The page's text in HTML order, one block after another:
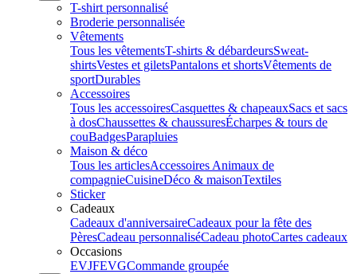
T-shirt personnalisé
Broderie personnalisée
Vêtements
Tous les vêtementsT-shirts & débardeursSweat-
shirtsVestes et giletsPantalons et shortsVêtements de
sportDurables
Accessoires
Tous les accessoiresCasquettes & chapeauxSacs et sacs
à dosChaussettes & chaussuresÉcharpes & tours de
couBadgesParapluies
Maison & déco
Tous les articlesAccessoires Animaux de
compagnieCuisineDéco & maisonTextiles
Sticker
Cadeaux
Cadeaux d'anniversaireCadeaux pour la fête des
PèresCadeau personnaliséCadeau photoCartes cadeaux
Occasions
EVJFEVGCommande groupée